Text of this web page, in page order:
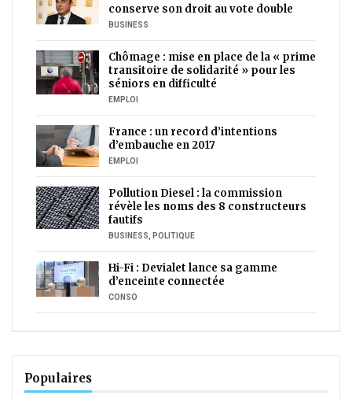
conserve son droit au vote double
BUSINESS
Chômage : mise en place de la « prime
transitoire de solidarité » pour les
séniors en difficulté
EMPLOI
France : un record d’intentions
d’embauche en 2017
EMPLOI
Pollution Diesel : la commission
révèle les noms des 8 constructeurs
fautifs
BUSINESS, POLITIQUE
Hi-Fi : Devialet lance sa gamme
d’enceinte connectée
CONSO
Populaires